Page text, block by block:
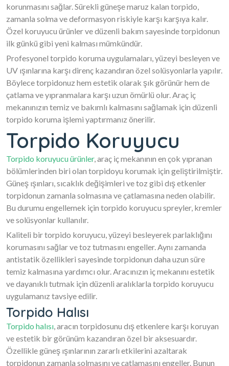
korunmasını sağlar. Sürekli güneşe maruz kalan torpido,
zamanla solma ve deformasyon riskiyle karşı karşıya kalır.
Özel koruyucu ürünler ve düzenli bakım sayesinde torpidonun
ilk günkü gibi yeni kalması mümkündür.
Profesyonel torpido koruma uygulamaları, yüzeyi besleyen ve
UV ışınlarına karşı direnç kazandıran özel solüsyonlarla yapılır.
Böylece torpidonuz hem estetik olarak şık görünür hem de
çatlama ve yıpranmalara karşı uzun ömürlü olur. Araç iç
mekanınızın temiz ve bakımlı kalmasını sağlamak için düzenli
torpido koruma işlemi yaptırmanız önerilir.
Torpido Koruyucu
Torpido koruyucu ürünler, araç iç mekanının en çok yıpranan
bölümlerinden biri olan torpidoyu korumak için geliştirilmiştir.
Güneş ışınları, sıcaklık değişimleri ve toz gibi dış etkenler
torpidonun zamanla solmasına ve çatlamasına neden olabilir.
Bu durumu engellemek için torpido koruyucu spreyler, kremler
ve solüsyonlar kullanılır.
Kaliteli bir torpido koruyucu, yüzeyi besleyerek parlaklığını
korumasını sağlar ve toz tutmasını engeller. Aynı zamanda
antistatik özellikleri sayesinde torpidonun daha uzun süre
temiz kalmasına yardımcı olur. Aracınızın iç mekanını estetik
ve dayanıklı tutmak için düzenli aralıklarla torpido koruyucu
uygulamanız tavsiye edilir.
Torpido Halısı
Torpido halısı, aracın torpidosunu dış etkenlere karşı koruyan
ve estetik bir görünüm kazandıran özel bir aksesuardır.
Özellikle güneş ışınlarının zararlı etkilerini azaltarak
torpidonun zamanla solmasını ve çatlamasını engeller. Bunun